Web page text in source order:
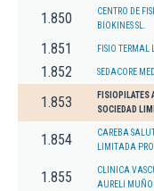
1.850
CENTRO DE
BIOKINES SL.
1.851 FISIO TERMAL
1.852 SEDACORE
1.853
FISIOPILATES
SOCIEDAD
1.854
CAREBA
LIMITADA
1.855
CLINICA
AURELI